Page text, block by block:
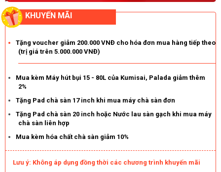
KHUYẾN MÃI
Tặng voucher giảm 200.000 VNĐ cho hóa đơn mua hàng tiếp theo
(trị giá trên 5.000.000 VNĐ)
Mua kèm Máy hút bụi 15 - 80L của Kumisai, Palada giảm thêm
2%
Tặng Pad chà sàn 17 inch khi mua máy chà sàn đơn
Tặng Pad chà sàn 20 inch hoặc Nước lau sàn gạch khi mua máy
chà sàn liên hợp
Mua kèm hóa chất chà sàn giảm 10%
Lưu ý: Không áp dụng đồng thời các chương trình khuyến mãi